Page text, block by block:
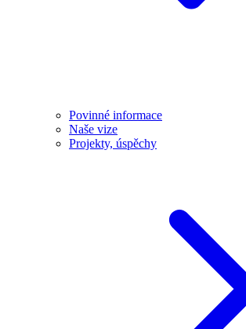
Povinné informace
Naše vize
Projekty, úspěchy